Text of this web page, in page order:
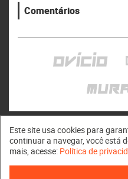
Comentários
Muramasa
Este site usa cookies para
continuar a navegar, você está
mais, acesse: Política de